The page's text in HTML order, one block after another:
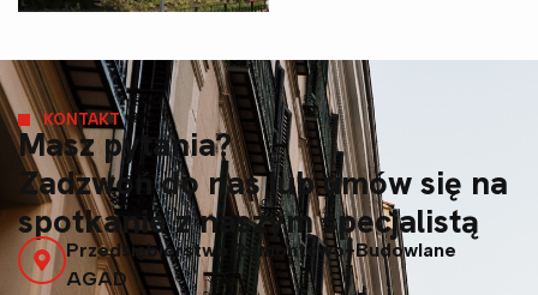
KONTAKT
Masz pytania?
Zadzwoń do nas lub umów się na
spotkanie z naszym specjalistą
Przedsiębiorstwo Remontowo-Budowlane
AGAD